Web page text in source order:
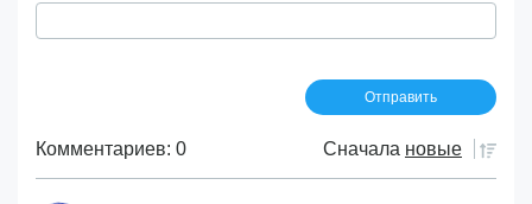
Комментариев: 0 Сначала новые